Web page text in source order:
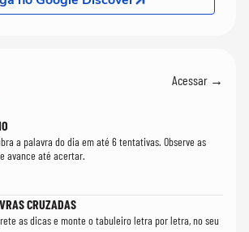
Acessar →
a palavra do dia em até 6 tentativas. Observe as
avance até acertar.
CRUZADAS
as dicas e monte o tabuleiro letra por letra, no seu